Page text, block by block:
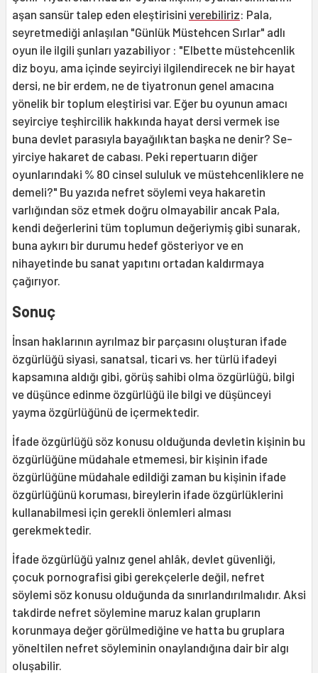
aşan sansür talep eden eleştirisini verebiliriz: Pala,
seyretmediği anlaşılan "Günlük Müstehcen Sırlar" adlı
oyun ile ilgili şunları yazabiliyor : "Elbette müstehcenlik
diz boyu, ama içinde seyirci­yi ilgilendirecek ne bir hayat
dersi, ne bir erdem, ne de tiyatronun genel amacına
yönelik bir toplum eleştirisi var. Eğer bu oyunun amacı
seyirciye teşhircilik hak­kında hayat dersi vermek ise
buna devlet parasıyla bayağılıktan başka ne denir? Se­
yirciye hakaret de cabası. Peki repertuarın diğer
oyunlarındaki % 80 cinsel sululuk ve müstehcenliklere ne
demeli?" Bu yazıda nefret söylemi veya hakaretin
varlığından söz etmek doğru olmayabilir ancak Pala,
kendi değerlerini tüm toplumun değeriymiş gibi sunarak,
buna aykırı bir durumu hedef gösteriyor ve en
nihayetinde bu sa­nat yapıtını ortadan kaldırmaya
çağırıyor.
Sonuç
İnsan haklarının ayrılmaz bir parçasını oluşturan ifade
özgürlüğü siyasi, sanat­sal, ticari vs. her türlü ifadeyi
kapsamına aldığı gibi, görüş sahibi olma özgürlüğü, bilgi
ve düşünce edinme özgürlüğü ile bilgi ve düşünceyi
yayma özgürlüğünü de içermektedir.
İfade özgürlüğü söz konusu olduğun­da devletin kişinin bu
özgürlüğüne müda­hale etmemesi, bir kişinin ifade
özgürlü­ğüne müdahale edildiği zaman bu kişinin ifade
özgürlüğünü koruması, bireylerin ifade özgürlüklerini
kullanabilmesi için gerekli önlemleri alması
gerekmektedir.
İfade özgürlüğü yalnız genel ahlâk, devlet güvenliği,
çocuk pornografisi gibi gerekçelerle değil, nefret
söylemi söz konusu olduğunda da sınırlandırılmalıdır. Aksi
takdirde nefret söylemine maruz kalan grupların
korunmaya değer görül­mediğine ve hatta bu gruplara
yöneltilen nefret söyleminin onaylandığına dair bir algı
oluşabilir.